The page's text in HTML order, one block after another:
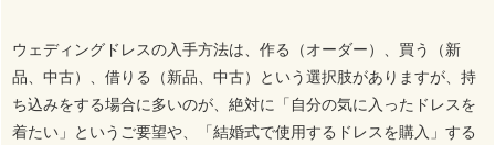
ウェディングドレスの入手方法は、作る（オーダー）、買う（新
品、中古）、借りる（新品、中古）という選択肢がありますが、持
ち込みをする場合に多いのが、絶対に「自分の気に入ったドレスを
着たい」というご要望や、「結婚式で使用するドレスを購入」する